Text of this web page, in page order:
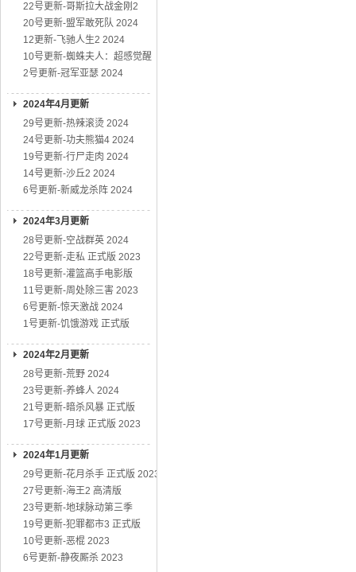
22号更新-哥斯拉大战金刚2
20号更新-盟军敢死队 2024
12更新-飞驰人生2 2024
10号更新-蜘蛛夫人：超感觉醒
2号更新-冠军亚瑟 2024
2024年4月更新
29号更新-热辣滚烫 2024
24号更新-功夫熊猫4 2024
19号更新-行尸走肉 2024
14号更新-沙丘2 2024
6号更新-新威龙杀阵 2024
2024年3月更新
28号更新-空战群英 2024
22号更新-走私 正式版 2023
18号更新-灌篮高手电影版
11号更新-周处除三害 2023
6号更新-惊天激战 2024
1号更新-饥饿游戏 正式版
2024年2月更新
28号更新-荒野 2024
23号更新-养蜂人 2024
21号更新-暗杀风暴 正式版
17号更新-月球 正式版 2023
2024年1月更新
29号更新-花月杀手 正式版 2023
27号更新-海王2 高清版
23号更新-地球脉动第三季
19号更新-犯罪都市3 正式版
10号更新-恶棍 2023
6号更新-静夜厮杀 2023